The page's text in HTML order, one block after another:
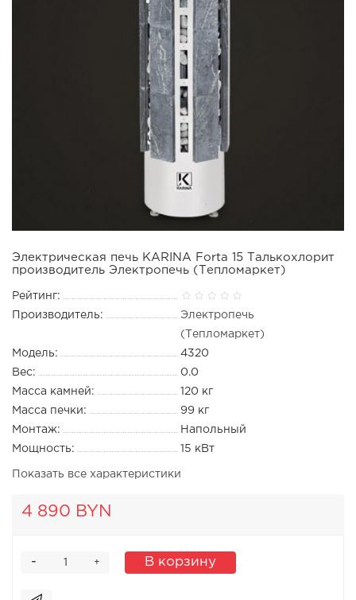
Электрическая печь KARINA Forta 15 Талькохлорит
производитель Электропечь (Тепломаркет)
Рейтинг:
Производитель:
Электропечь
(Тепломаркет)
Модель:
4320
Вес:
0.0
Масса камней:
120 кг
Масса печки:
99 кг
Монтаж:
Напольный
Мощность:
15 кВт
Показать все характеристики
4 890 BYN
+
- В корзину